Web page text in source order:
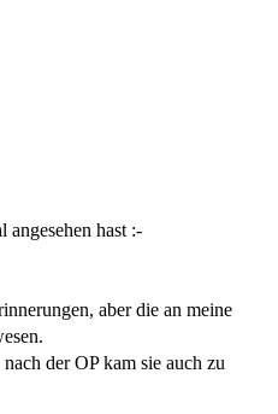
angesehen hast :-
aber die an meine
der OP kam sie auch zu